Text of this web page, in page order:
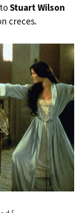
Stuart Wilson
creces.